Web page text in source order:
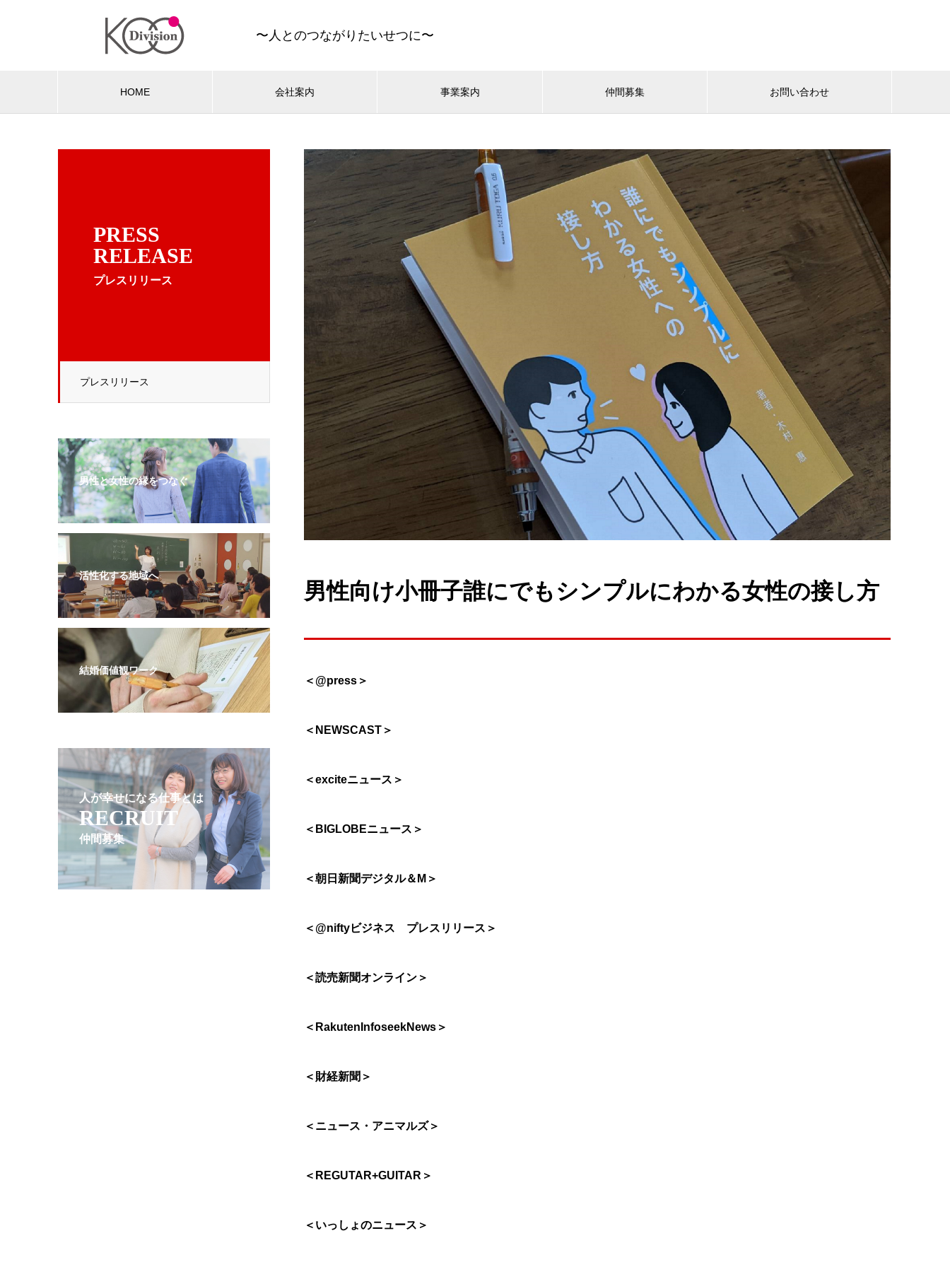
〜人とのつながりたいせつに〜
HOME 会社案内 事業案内 仲間募集 お問い合わせ
PRESS
RELEASE
プレスリリース
プレスリリース
男性向け小冊子誰にでもシンプルにわかる女性の接し方
＜@press＞
＜NEWSCAST＞
＜exciteニュース＞
＜BIGLOBEニュース＞
＜朝日新聞デジタル＆M＞
＜@niftyビジネス プレスリリース＞
＜読売新聞オンライン＞
＜RakutenInfoseekNews＞
＜財経新聞＞
＜ニュース・アニマルズ＞
＜REGUTAR+GUITAR＞
＜いっしょのニュース＞
男性と女性の縁をつなぐ
活性化する地域へ
結婚価値観ワーク
人が幸せになる仕事とは
RECRUIT
仲間募集